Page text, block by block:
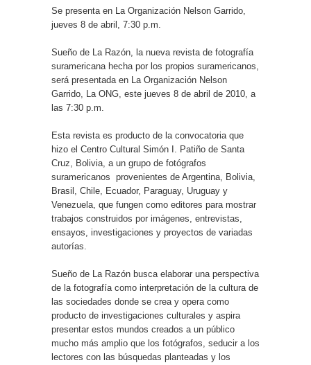
Se presenta en La Organización Nelson Garrido,
jueves 8 de abril, 7:30 p.m.
Sueño de La Razón, la nueva revista de fotografía
suramericana hecha por los propios suramericanos,
será presentada en La Organización Nelson
Garrido, La ONG, este jueves 8 de abril de 2010, a
las 7:30 p.m.
Esta revista es producto de la convocatoria que
hizo el Centro Cultural Simón I. Patiño de Santa
Cruz, Bolivia, a un grupo de fotógrafos
suramericanos provenientes de Argentina, Bolivia,
Brasil, Chile, Ecuador, Paraguay, Uruguay y
Venezuela, que fungen como editores para mostrar
trabajos construidos por imágenes, entrevistas,
ensayos, investigaciones y proyectos de variadas
autorías.
Sueño de La Razón busca elaborar una perspectiva
de la fotografía como interpretación de la cultura de
las sociedades donde se crea y opera como
producto de investigaciones culturales y aspira
presentar estos mundos creados a un público
mucho más amplio que los fotógrafos, seducir a los
lectores con las búsquedas planteadas y los